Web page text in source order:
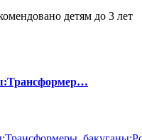
детям до 3 лет